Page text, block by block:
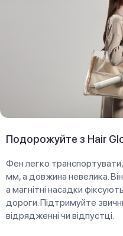
Подорожуйте з Hair
Фен легко
мм, а довжина невелика.
а магнітні насадки
дороги. Підтримуйте
відрядженні чи відпустці.